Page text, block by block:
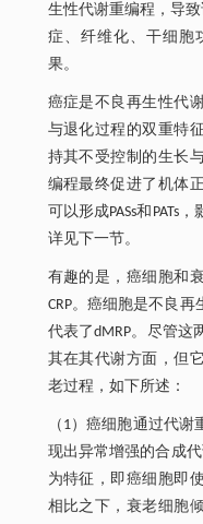
生性代谢重编程，导
症、纤维化、干细胞
果。
癌症是不良再生性代
与退化过程的双重特
持其不受控制的生长
编程最终促进了机体
可以形成PASs和PATs
详见下一节。
有趣的是，癌细胞和
CRP。癌细胞是不良
代表了dMRP。尽管这
其在其代谢方面，但
老过程，如下所述：
（1）癌细胞通过代
现出异常增强的合成
为特征，即癌细胞即
相比之下，衰老细胞